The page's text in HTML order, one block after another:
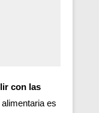
con las
es